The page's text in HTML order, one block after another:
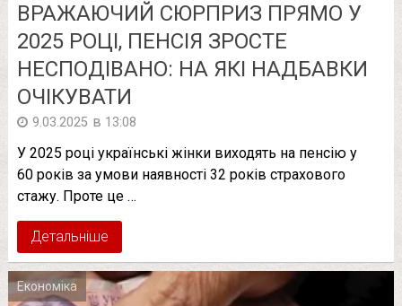
ВРАЖАЮЧИЙ СЮРПРИЗ ПРЯМО У
2025 РОЦІ, ПЕНСІЯ ЗРОСТЕ
НЕСПОДІВАНО: НА ЯКІ НАДБАВКИ
ОЧІКУВАТИ
9.03.2025 в 13:08
У 2025 році українські жінки виходять на пенсію у
60 років за умови наявності 32 років страхового
стажу. Проте це …
Детальніше
Економіка